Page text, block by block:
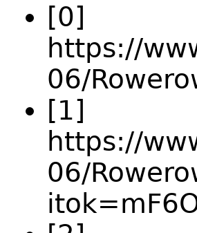
[0]
https://
06/
[1]
https://
06/